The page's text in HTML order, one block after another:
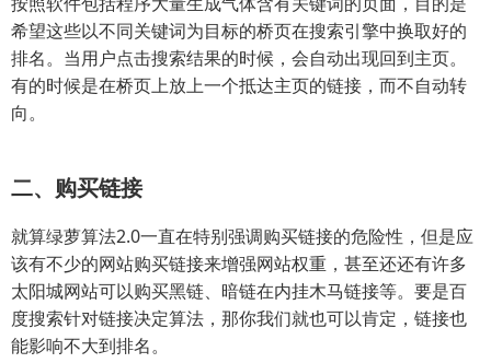
希望这些以不同关键词为目标的桥页在搜索引擎中换取好的
排名。当用户点击搜索结果的时候，会自动出现回到主页。
有的时候是在桥页上放上一个抵达主页的链接，而不自动转
向。
二、购买链接
就算绿萝算法2.0一直在特别强调购买链接的危险性，但是应
该有不少的网站购买链接来增强网站权重，甚至还还有许多
太阳城网站可以购买黑链、暗链在内挂木马链接等。要是百
度搜索针对链接决定算法，那你我们就也可以肯定，链接也
能影响不大到排名。